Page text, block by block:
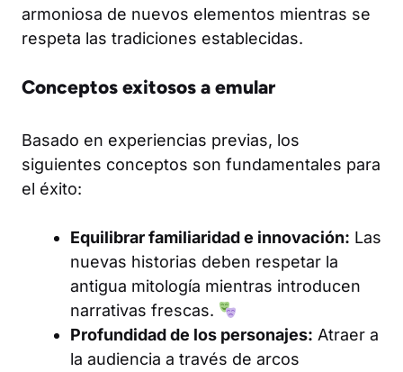
armoniosa de nuevos elementos mientras se
respeta las tradiciones establecidas.
Conceptos exitosos a emular
Basado en experiencias previas, los
siguientes conceptos son fundamentales para
el éxito:
Equilibrar familiaridad e innovación: Las
nuevas historias deben respetar la
antigua mitología mientras introducen
narrativas frescas.
Profundidad de los personajes: Atraer a
la audiencia a través de arcos